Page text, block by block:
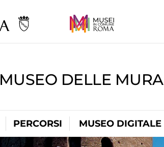
MUSEO DELLE MURA
PERCORSI MUSEO DIGITALE